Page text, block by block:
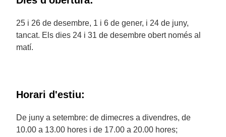
25 i 26 de desembre, 1 i 6 de gener, i 24 de juny,
tancat. Els dies 24 i 31 de desembre obert només al
matí.
Horari d'estiu:
De juny a setembre: de dimecres a divendres, de
10.00 a 13.00 hores i de 17.00 a 20.00 hores;